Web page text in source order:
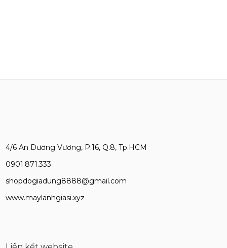
4/6 An Dương Vương, P.16, Q.8, Tp.HCM
0901.871.333
shopdogiadung8888@gmail.com
www.maylanhgiasi.xyz